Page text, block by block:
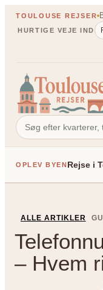
Spring
TOULOUSE REJSER
HURTIGE VEJE IND
OPLEV BYENRejse i
ALLE ARTIKLER
– Hvem